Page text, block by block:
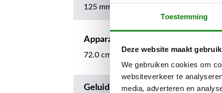
Toestemming
Deze website maakt
We gebruiken cookies om
websiteverkeer te
media, adverteren en
125 mm
Apparaatlengte met doorslijpschijf
72.0 cm
Geluidsdrukniveau